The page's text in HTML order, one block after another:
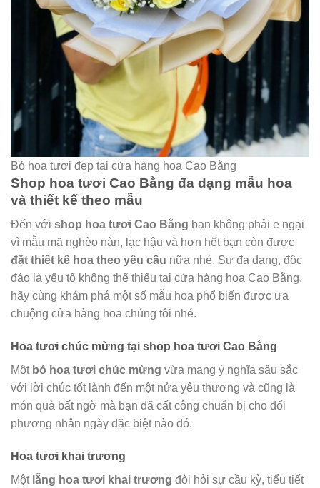
Bó hoa tươi đẹp tại cửa hàng hoa Cao Bằng
Shop hoa tươi Cao Bằng đa dạng mẫu hoa
và thiết kế theo mẫu
Đến với shop hoa tươi Cao Bằng bạn không phải e ngại
vì mẫu mã nghèo nàn, lạc hậu và hơn hết bạn còn được
đặt thiết kế hoa theo yêu cầu nữa nhé. Sự đa dạng, độc
đáo là yếu tố không thể thiếu tại cửa hàng hoa Cao Bằng,
hãy cùng khám phá một số mẫu hoa phổ biến được ưa
chuộng cửa hàng hoa chúng tôi nhé.
Hoa tươi chúc mừng tại shop hoa tươi Cao Bằng
Mộtbó hoa tươi chúc mừng vừa mang ý nghĩa sâu sắc
với lời chúc tốt lành đến một nửa yêu thương và cũng là
món quà bất ngờ mà bạn đã cất công chuẩn bị cho đối
phương nhân ngày đặc biệt nào đó.
Hoa tươi khai trương
Một lẵng hoa tươi khai trương đòi hỏi sự cầu kỳ, tiểu tiết